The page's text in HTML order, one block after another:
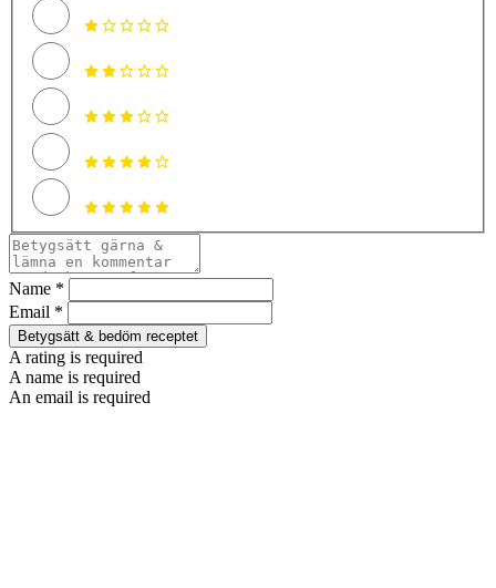
Name *
Email *
Betygsätt & bedöm receptet
A rating is required
A name is required
An email is required